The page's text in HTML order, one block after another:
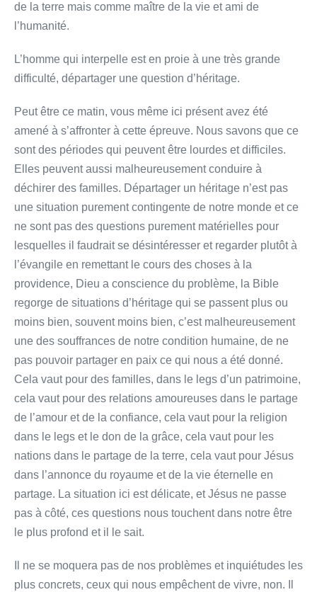
de la terre mais comme maître de la vie et ami de
l’humanité.
L’homme qui interpelle est en proie à une très grande
difficulté, départager une question d’héritage.
Peut être ce matin, vous même ici présent avez été
amené à s’affronter à cette épreuve. Nous savons que ce
sont des périodes qui peuvent être lourdes et difficiles.
Elles peuvent aussi malheureusement conduire à
déchirer des familles. Départager un héritage n’est pas
une situation purement contingente de notre monde et ce
ne sont pas des questions purement matérielles pour
lesquelles il faudrait se désintéresser et regarder plutôt à
l’évangile en remettant le cours des choses à la
providence, Dieu a conscience du problème, la Bible
regorge de situations d’héritage qui se passent plus ou
moins bien, souvent moins bien, c’est malheureusement
une des souffrances de notre condition humaine, de ne
pas pouvoir partager en paix ce qui nous a été donné.
Cela vaut pour des familles, dans le legs d’un patrimoine,
cela vaut pour des relations amoureuses dans le partage
de l’amour et de la confiance, cela vaut pour la religion
dans le legs et le don de la grâce, cela vaut pour les
nations dans le partage de la terre, cela vaut pour Jésus
dans l’annonce du royaume et de la vie éternelle en
partage. La situation ici est délicate, et Jésus ne passe
pas à côté, ces questions nous touchent dans notre être
le plus profond et il le sait.
Il ne se moquera pas de nos problèmes et inquiétudes les
plus concrets, ceux qui nous empêchent de vivre, non. Il